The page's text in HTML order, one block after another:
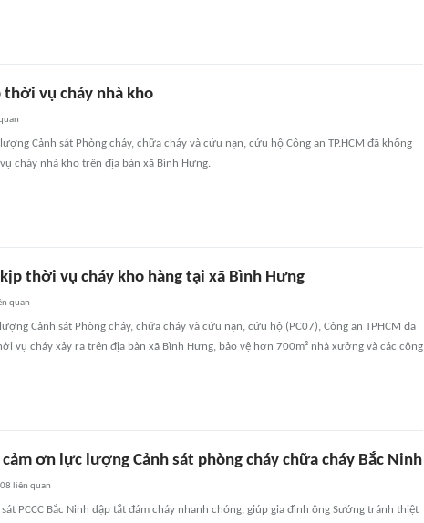
thời vụ cháy nhà kho
Cảnh sát Phòng cháy, chữa cháy và cứu nạn, cứu hộ Công an TP.HCM đã khống
cháy nhà kho trên địa bàn xã Bình Hưng.
thời vụ cháy kho hàng tại xã Bình Hưng
quan
Cảnh sát Phòng cháy, chữa cháy và cứu nạn, cứu hộ (PC07), Công an TPHCM đã
vụ cháy xảy ra trên địa bàn xã Bình Hưng, bảo vệ hơn 700m² nhà xưởng và các công
ơn lực lượng Cảnh sát phòng cháy chữa cháy Bắc Ninh
liên quan
PCCC Bắc Ninh dập tắt đám cháy nhanh chóng, giúp gia đình ông Sướng tránh thiệt